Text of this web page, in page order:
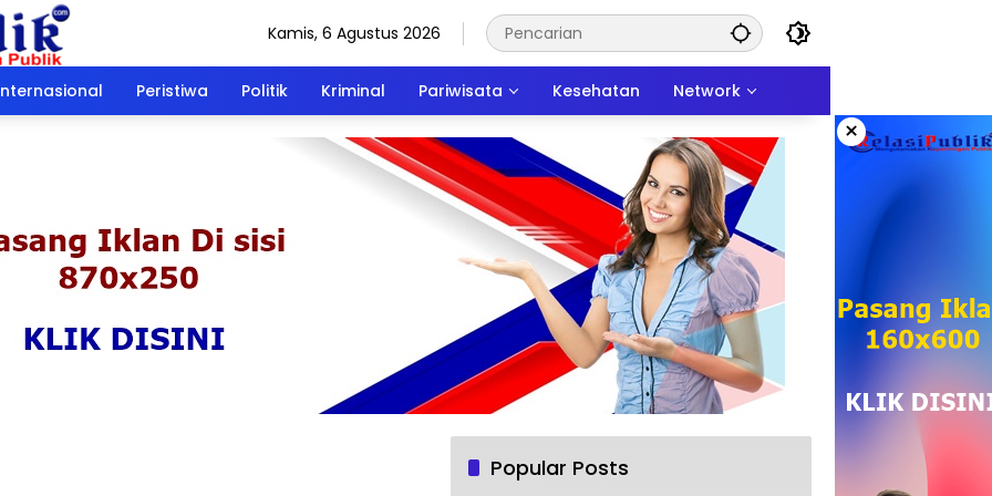
Kamis, 6 Agustus 2026
Peristiwa Politik Kriminal Pariwisata Kesehatan Network
×
Popular Posts